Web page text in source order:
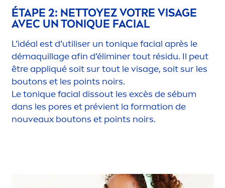
ÉTAPE 2: NETTOYEZ VOTRE VISAGE
AVEC UN TONIQUE FACIAL
L’idéal est d’utiliser un tonique facial après le
démaquillage afin d’éliminer tout résidu. Il peut
être appliqué soit sur tout le visage, soit sur les
boutons et les points noirs.
Le tonique facial dissout les excès de sébum
dans les pores et prévient la formation de
nouveaux boutons et points noirs.